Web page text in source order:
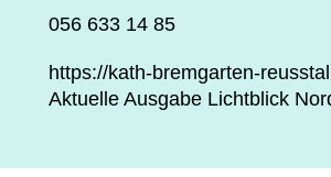
056 633 14 85
https://kath-bremgarten-
Aktuelle Ausgabe Lichtblick